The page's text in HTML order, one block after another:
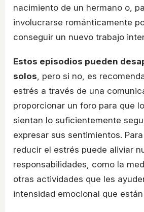
nacimiento de un hermano o,
involucrarse románticamente
conseguir un nuevo trabajo
Estos episodios pueden
solos , pero si no, es
estrés a través de una
proporcionar un foro para que
sientan lo suficientemente
expresar sus sentimientos.
reducir el estrés puede aliviar
responsabilidades, como la
otras actividades que les
intensidad emocional que